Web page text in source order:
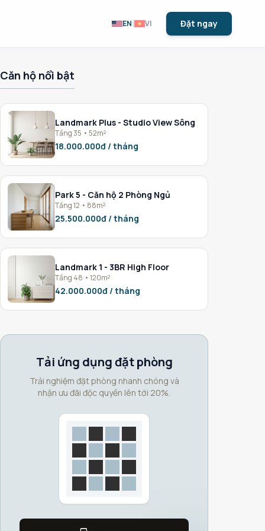
EN| VI Đặt ngay
Căn hộ nổi bật
Landmark Plus - Studio View Sông
Tầng 35 • 52m²
18.000.000đ / tháng
Park 5 - Căn hộ 2 Phòng Ngủ
Tầng 12 • 88m²
25.500.000đ / tháng
Landmark 1 - 3BR High Floor
Tầng 48 • 120m²
42.000.000đ / tháng
Tải ứng dụng đặt phòng
Trải nghiệm đặt phòng nhanh chóng và
nhận ưu đãi độc quyền lên tới 20%.